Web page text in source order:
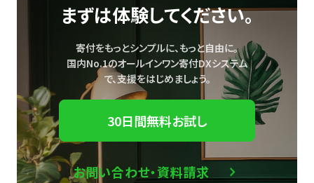
まずは体験してください。
寄付をもっとシンプルに、もっと自由に。
国内No.1のオールインワン寄付DXシステム
で、支援をはじめましょう。
30日間無料お試し
お問い合わせ・資料請求